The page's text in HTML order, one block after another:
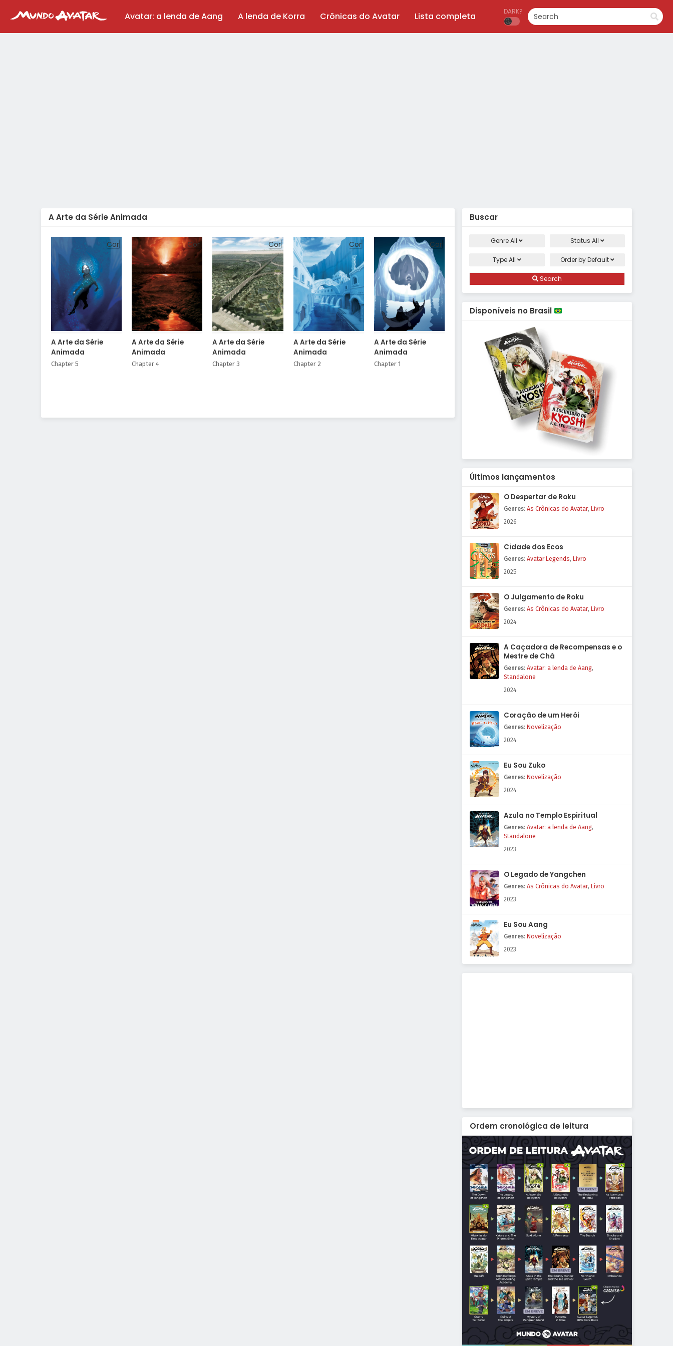
Avatar: a lenda de Aang A lenda de Korra Crônicas do Avatar Lista completa DARK?
A Arte da Série Animada
Comic
A Arte da Série
Animada
Chapter 5
Comic
A Arte da Série
Animada
Chapter 4
Comic
A Arte da Série
Animada
Chapter 3
Comic
A Arte da Série
Animada
Chapter 2
Comic
A Arte da Série
Animada
Chapter 1
Buscar
GenreAll Status All
TypeAll Order byDefault
Search
Disponíveis no Brasil
Últimos lançamentos
O Despertar de Roku
Genres: As Crônicas do Avatar, Livro
2026
Cidade dos Ecos
Genres: Avatar Legends, Livro
2025
O Julgamento de Roku
Genres: As Crônicas do Avatar, Livro
2024
A Caçadora de Recompensas e o
Mestre de Chá
Genres: Avatar: a lenda de Aang,
Standalone
2024
Coração de um Herói
Genres: Novelização
2024
Eu Sou Zuko
Genres: Novelização
2024
Azula no Templo Espiritual
Genres: Avatar: a lenda de Aang,
Standalone
2023
O Legado de Yangchen
Genres: As Crônicas do Avatar, Livro
2023
Eu Sou Aang
Genres: Novelização
2023
Ordem cronológica de leitura